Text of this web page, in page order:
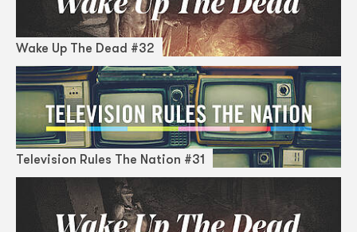
Wake Up The Dead #32
Television Rules The Nation #31